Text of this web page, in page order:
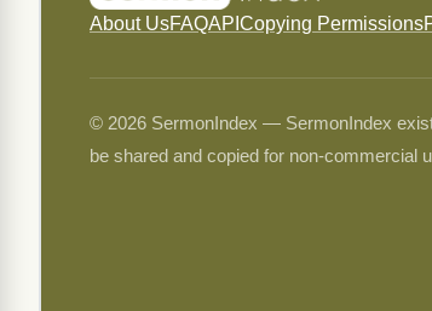
About UsFAQAPI Copying Permissions
© 2026 SermonIndex — SermonIndex
be shared and copied for non-commercial